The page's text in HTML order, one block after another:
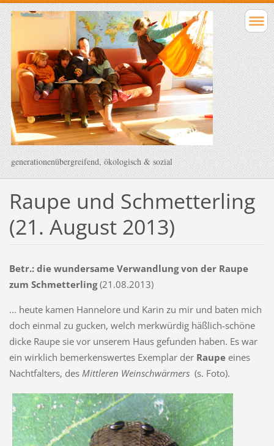
generationenübergreifend, ökologisch & sozial
Raupe und Schmetterling
(21. August 2013)
Betr.: die wundersame Verwandlung von der Raupe
zum Schmetterling(21.08.2013)
... heute kamen Hannelore und Karin zu mir und baten mich
doch einmal zu gucken, welch merkwürdig häßlich-schöne
dicke Raupe sie vor unserem Haus gefunden haben. Es war
ein wirklich bemerkenswertes Exemplar der Raupe eines
Nachtfalters, des Mittleren Weinschwärmers(s. Foto).